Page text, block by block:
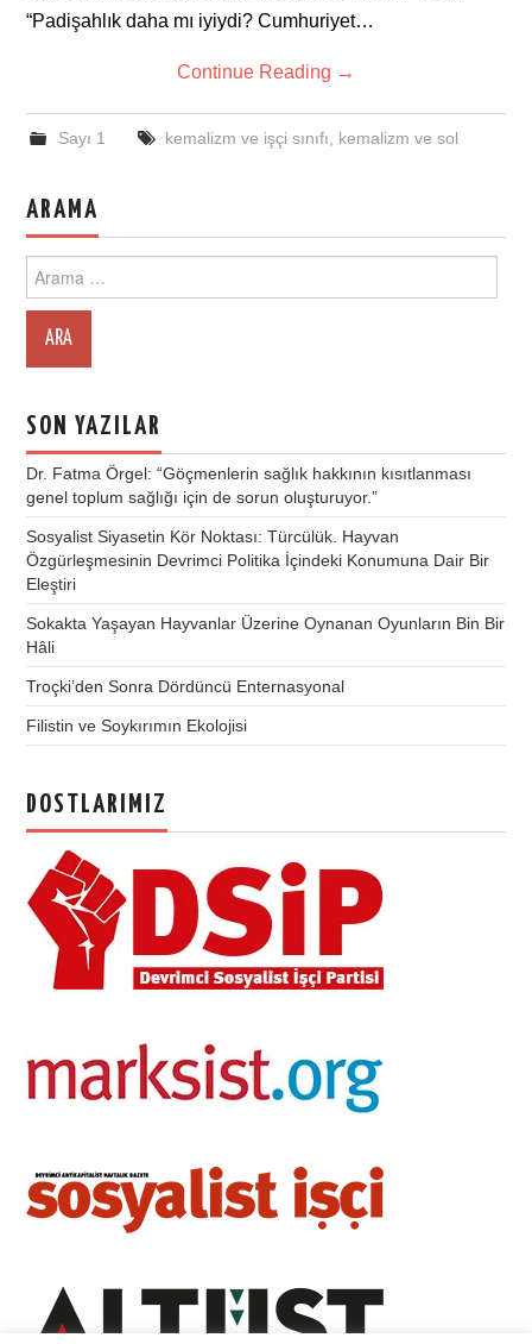
“Padişahlık daha mı iyiydi? Cumhuriyet…
Continue Reading →
Sayı 1 kemalizm ve işçi sınıfı, kemalizm ve sol
ARAMA
Search
for:
SON YAZILAR
Dr. Fatma Örgel: “Göçmenlerin sağlık hakkının kısıtlanması
genel toplum sağlığı için de sorun oluşturuyor.”
Sosyalist Siyasetin Kör Noktası: Türcülük. Hayvan
Özgürleşmesinin Devrimci Politika İçindeki Konumuna Dair Bir
Eleştiri
Sokakta Yaşayan Hayvanlar Üzerine Oynanan Oyunların Bin Bir
Hâli
Troçki’den Sonra Dördüncü Enternasyonal
Filistin ve Soykırımın Ekolojisi
DOSTLARIMIZ